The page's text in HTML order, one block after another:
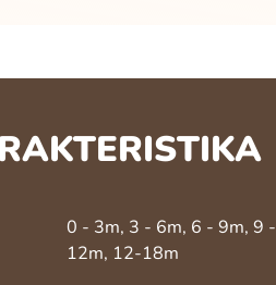
0 - 3m, 3 - 6m, 6 - 9m, 9 -
12m, 12-18m